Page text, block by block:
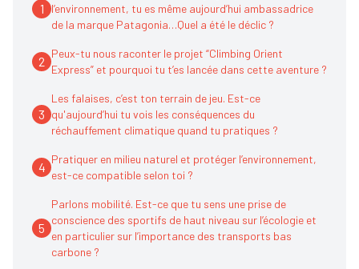
1
l’environnement, tu es même aujourd’hui ambassadrice
de la marque Patagonia…Quel a été le déclic ?
2
Peux-tu nous raconter le projet “Climbing Orient
Express” et pourquoi tu t’es lancée dans cette aventure ?
3
Les falaises, c’est ton terrain de jeu. Est-ce
qu'aujourd’hui tu vois les conséquences du
réchauffement climatique quand tu pratiques ?
4
Pratiquer en milieu naturel et protéger l’environnement,
est-ce compatible selon toi ?
5
Parlons mobilité. Est-ce que tu sens une prise de
conscience des sportifs de haut niveau sur l’écologie et
en particulier sur l’importance des transports bas
carbone ?